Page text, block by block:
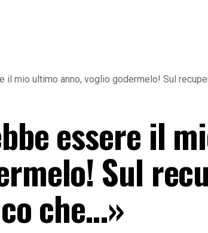
il mio ultimo anno, voglio godermelo! Sul
essere il
Sul
che…»